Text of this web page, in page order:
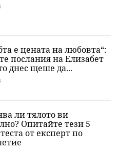
е цената на любовта“:
послания на Елизабет
днес щеше да...
ли тялото ви
Опитайте тези 5
от експерт по